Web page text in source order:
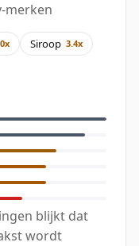
merken
Siroop 3.4x
blijkt dat
wordt